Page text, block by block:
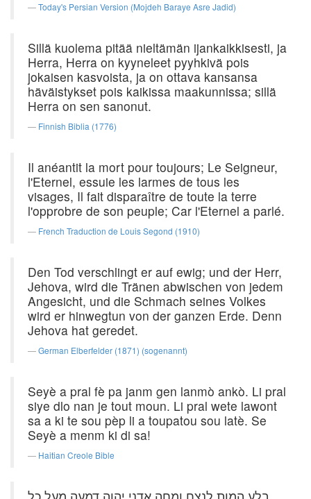
Today's Persian Version (Mojdeh Baraye Asre Jadid)
Sillä kuolema pitää nieltämän ijankaikkisesti, ja
Herra, Herra on kyyneleet pyyhkivä pois
jokaisen kasvoista, ja on ottava kansansa
häväistykset pois kaikissa maakunnissa; sillä
Herra on sen sanonut.
Finnish Biblia (1776)
Il anéantit la mort pour toujours; Le Seigneur,
l'Eternel, essuie les larmes de tous les
visages, Il fait disparaître de toute la terre
l'opprobre de son peuple; Car l'Eternel a parlé.
French Traduction de Louis Segond (1910)
Den Tod verschlingt er auf ewig; und der Herr,
Jehova, wird die Tränen abwischen von jedem
Angesicht, und die Schmach seines Volkes
wird er hinwegtun von der ganzen Erde. Denn
Jehova hat geredet.
German Elberfelder (1871) (sogenannt)
Seyè a pral fè pa janm gen lanmò ankò. Li pral
siye dlo nan je tout moun. Li pral wete lawont
sa a ki te sou pèp li a toupatou sou latè. Se
Seyè a menm ki di sa!
Haitian Creole Bible